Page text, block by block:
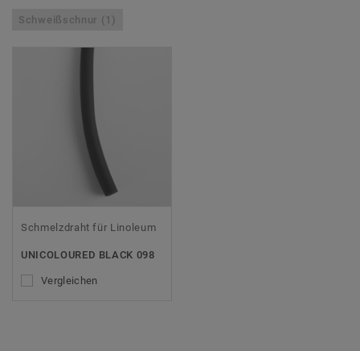
Schweißschnur (1)
Schmelzdraht für Linoleum
UNICOLOURED BLACK 098
Vergleichen